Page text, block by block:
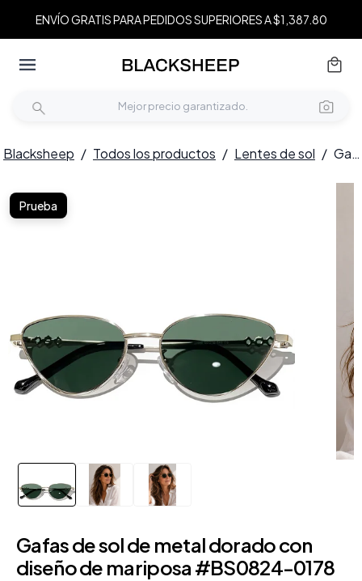
ENVÍO GRATIS PARA PEDIDOS SUPERIORES A $1,387.80
Blacksheep / Todos los productos / Lentes de sol / Gafas de sol de metal dorado con diseño de mariposa #BS0824-0178
Prueba
Gafas de sol de metal dorado con
diseño de mariposa #BS0824-0178